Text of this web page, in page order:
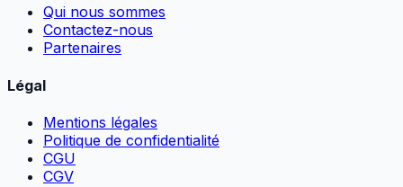
Qui nous sommes
Contactez-nous
Partenaires
Légal
Mentions légales
Politique de confidentialité
CGU
CGV